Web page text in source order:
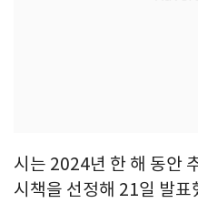
시는 2024년 한 해 동안
시책을 선정해 21일 발표